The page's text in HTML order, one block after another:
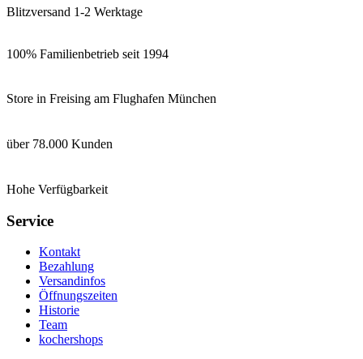
Blitzversand 1-2 Werktage
100% Familienbetrieb seit 1994
Store in Freising am Flughafen München
über 78.000 Kunden
Hohe Verfügbarkeit
Service
Kontakt
Bezahlung
Versandinfos
Öffnungszeiten
Historie
Team
kochershops